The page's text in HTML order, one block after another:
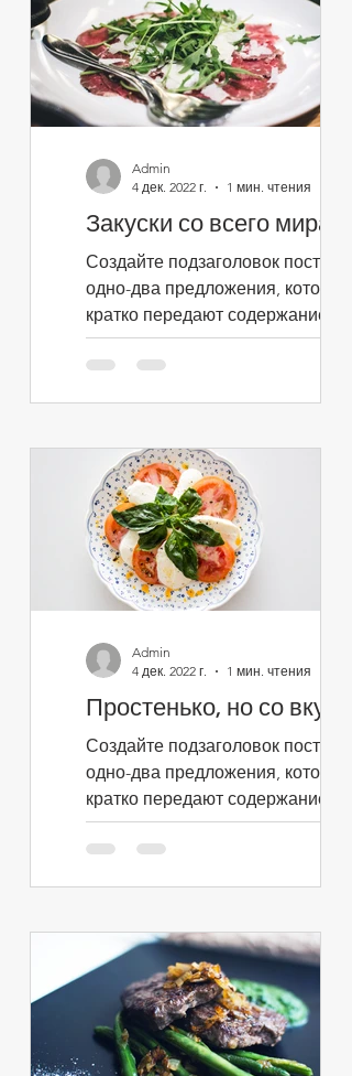
Закуски со всего мира
Создайте подзаголовок поста:
одно-два предложения, которые
кратко передают содержание
поста и побуждают продолжить
чтение. Это текст...
Admin
4 дек. 2022 г.
1 мин. чтения
Простенько, но со вкусом
Создайте подзаголовок поста:
одно-два предложения, которые
кратко передают содержание
поста и побуждают продолжить
чтение. Это текст...
Admin
4 дек. 2022 г.
1 мин. чтения